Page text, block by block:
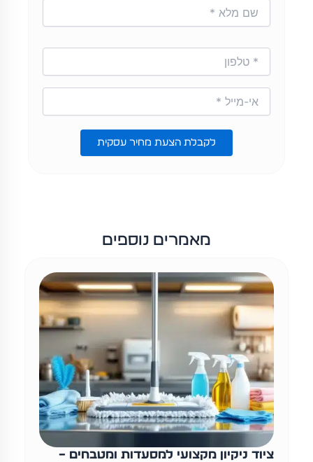
לקבלת הצעת מחיר עסקית
מאמרים נוספים
ציוד ניקיון מקצועי למסעדות ומטבחים –